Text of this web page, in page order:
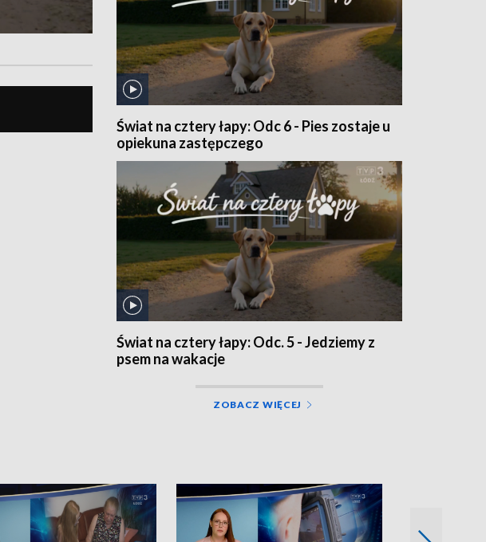
Świat na cztery łapy: Odc 6 - Pies zostaje u
opiekuna zastępczego
Świat na cztery łapy: Odc. 5 - Jedziemy z
psem na wakacje
ZOBACZ WIĘCEJ